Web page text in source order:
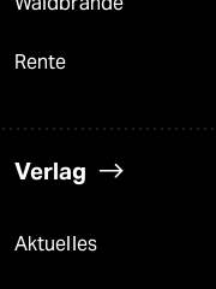
Rente
Verlag
Aktuelles